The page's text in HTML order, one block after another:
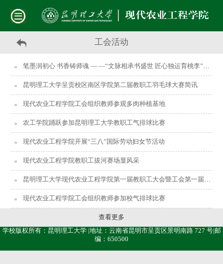
工会活动
笔墨润初心 书香铸师魂 — —“文脉相承书盛世 匠心独运育桃李”教职工主题书法展圆满落幕
昆明理工大学呈贡校区南区学院第二届教职工羽毛球大赛简讯
现代农业工程学院工会组织教师参观多肉种植基地
农工学院踊跃参加昆明理工大学教职工气排球比赛
现代农业工程学院开展“三八”国际劳动妇女节活动
现代农业工程学院教职工拔河赛场显风采
昆明理工大学现代农业工程学院第一届教职工大会暨工会第一届会员大会顺利召开
现代农业工程学院工会组织教师参加校气排球比赛
查看更多
学校版权所有：昆明理工大学 |地址：云南省昆明市呈贡区景明南路 727 号|邮
编：650500